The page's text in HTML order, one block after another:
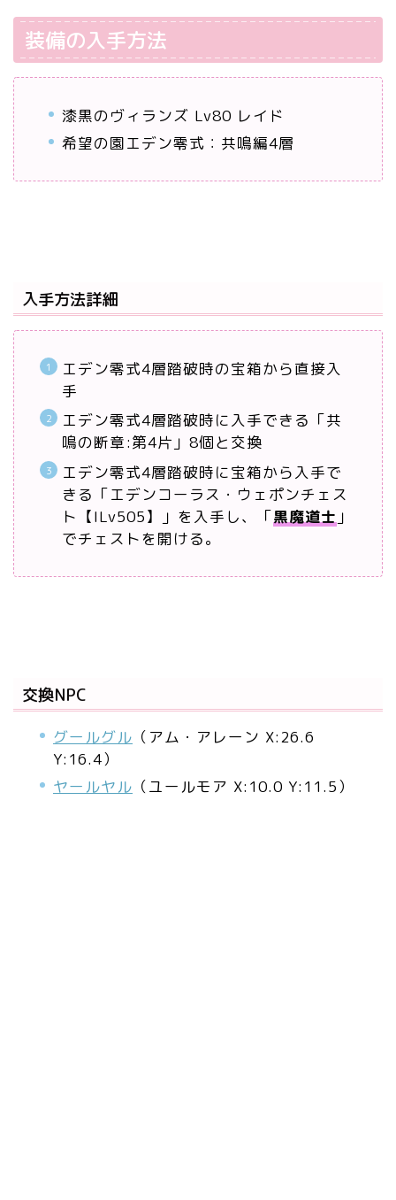
装備の入手方法
漆黒のヴィランズ Lv80 レイド
希望の園エデン零式：共鳴編4層
入手方法詳細
エデン零式4層踏破時の宝箱から直接入
手
エデン零式4層踏破時に入手できる「共
鳴の断章:第4片」8個と交換
エデン零式4層踏破時に宝箱から入手で
きる「エデンコーラス・ウェポンチェス
ト【ILv505】」を入手し、「黒魔道士 」
でチェストを開ける。
交換NPC
グールグル （アム・アレーン X:26.6
Y:16.4）
ヤールヤル （ユールモア X:10.0 Y:11.5）